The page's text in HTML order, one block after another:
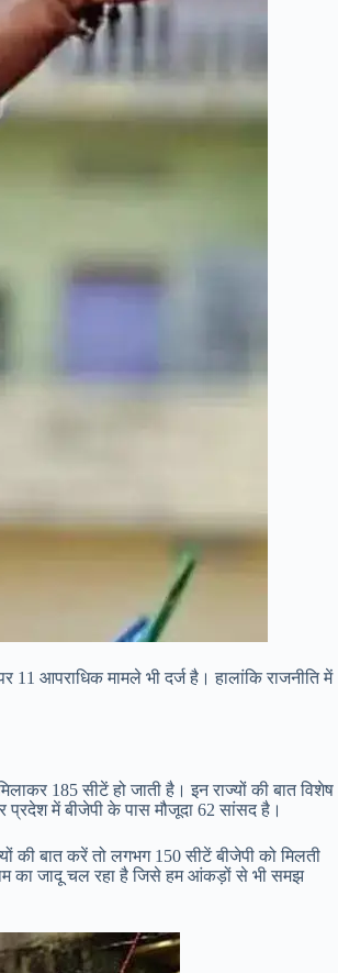
आपराधिक मामले भी दर्ज है। हालांकि राजनीति में
185 सीटें हो जाती है। इन राज्यों की बात विशेष
में बीजेपी के पास मौजूदा 62 सांसद है।
की बात करें तो लगभग 150 सीटें बीजेपी को मिलती
का जादू चल रहा है जिसे हम आंकड़ों से भी समझ